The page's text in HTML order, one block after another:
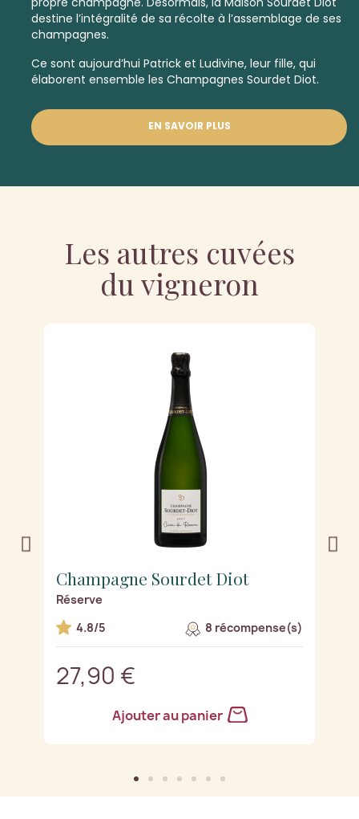
destine l’intégralité de sa récolte à l’assemblage de ses
champagnes.
Ce sont aujourd’hui Patrick et Ludivine, leur fille, qui
élaborent ensemble les Champagnes Sourdet Diot.
EN SAVOIR PLUS
Les autres cuvées
du vigneron
Champagne Sourdet Diot
Réserve
4.8/5
8 récompense(s)
27,90 €
Ajouter au panier